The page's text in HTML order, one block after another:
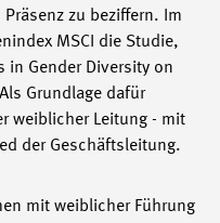
zu beziffern. Im
MSCI die Studie,
in Gender Diversity on
Grundlage dafür
weiblicher Leitung - mit
der Geschäftsleitung.
mit weiblicher Führung